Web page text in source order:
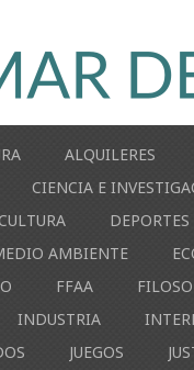
ALQUILERES
CIENCIA E
DEPORTES
AMBIENTE
FFAA
INDUSTRIA
JUEGOS